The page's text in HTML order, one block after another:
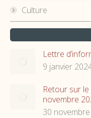
Culture
Lettre
9 janvier
Retour sur
novembre
30 novembre